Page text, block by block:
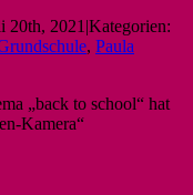
20th, 2021 |Kategorien:
, Paula
„back to school“ hat
Kamera“